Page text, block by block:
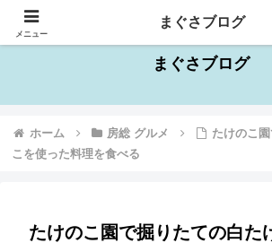
千葉県を中心としたお出かけスポッ
まぐさブログ
ホーム 房総 グルメ
たけのこ
こを使った料理を食べる
たけのこ園で掘りたての白た
メニュー
まぐさブログ